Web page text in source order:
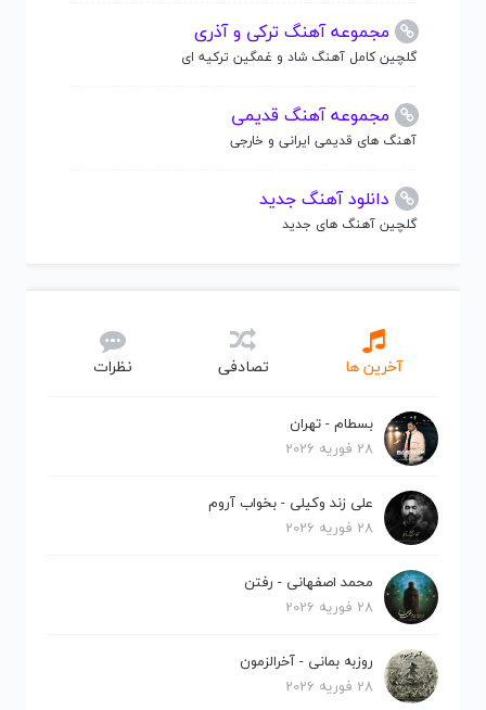
مجموعه آهنگ ترکی و آذری
گلچین کامل آهنگ شاد و غمگین ترکیه ای
مجموعه آهنگ قدیمی
آهنگ های قدیمی ایرانی و خارجی
دانلود آهنگ جدید
گلچین آهنگ های جدید
آخرین ها تصادفی نظرات
بسطام - تهران
28 فوریه 2026
علی زند وکیلی - بخواب آروم
28 فوریه 2026
محمد اصفهانی - رفتن
28 فوریه 2026
روزبه بمانی - آخرالزمون
28 فوریه 2026